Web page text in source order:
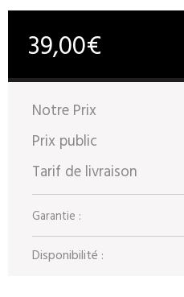
39,00€
Notre Prix
Prix public
Tarif de livraison
Garantie :
Disponibilité :